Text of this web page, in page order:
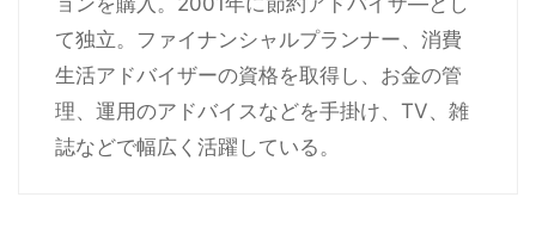
て独立。ファイナンシャルプランナー、消費
生活アドバイザーの資格を取得し、お金の管
理、運用のアドバイスなどを手掛け、TV、雑
誌などで幅広く活躍している。